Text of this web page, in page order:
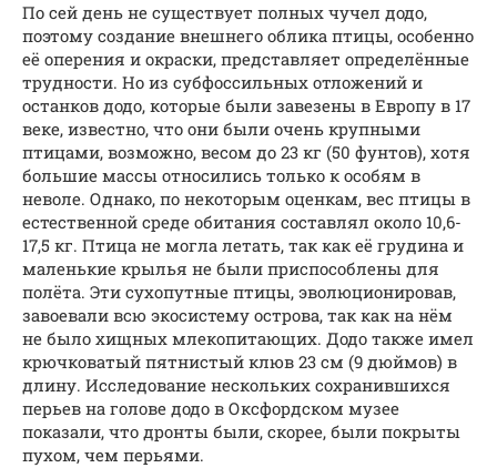
По сей день не существует полных чучел додо,
поэтому создание внешнего облика птицы, особенно
её оперения и окраски, представляет определённые
трудности. Но из субфоссильных отложений и
останков додо, которые были завезены в Европу в 17
веке, известно, что они были очень крупными
птицами, возможно, весом до 23 кг (50 фунтов), хотя
большие массы относились только к особям в
неволе. Однако, по некоторым оценкам, вес птицы в
естественной среде обитания составлял около 10,6-
17,5 кг. Птица не могла летать, так как её грудина и
маленькие крылья не были приспособлены для
полёта. Эти сухопутные птицы, эволюционировав,
завоевали всю экосистему острова, так как на нём
не было хищных млекопитающих. Додо также имел
крючковатый пятнистый клюв 23 см (9 дюймов) в
длину. Исследование нескольких сохранившихся
перьев на голове додо в Оксфордском музее
показали, что дронты были, скорее, были покрыты
пухом, чем перьями.